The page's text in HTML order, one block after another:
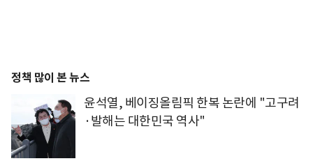
정책 많이 본 뉴스
윤석열, 베이징올림픽 한복 논란에 "고구려
·발해는 대한민국 역사"